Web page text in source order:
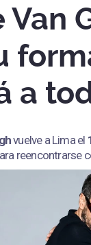
Van
a
vuelve a Lima el
reencontrarse